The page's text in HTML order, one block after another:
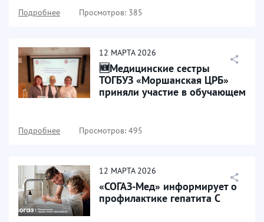
Подробнее Просмотров: 385
12 МАРТА 2026
🆕Медицинские сестры
ТОГБУЗ «Моршанская ЦРБ»
приняли участие в обучающем
Подробнее Просмотров: 495
12 МАРТА 2026
«СОГАЗ-Мед» информирует о
профилактике гепатита С